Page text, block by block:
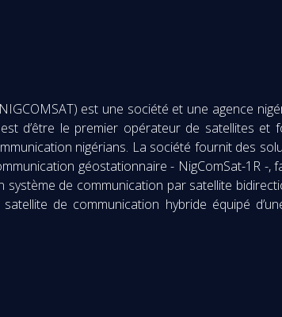
est une société et une agence
d’être le premier opérateur de satellites
nigérians. La société fournit des
géostationnaire - NigComSat-1R
système de communication par satellite
satellite de communication hybride équipé